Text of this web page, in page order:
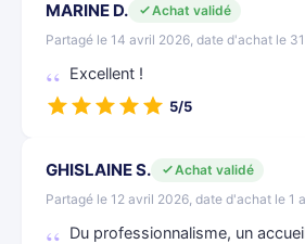
MARINE D.
Achat validé
Partagé le 14 avril 2026, date d'achat le
Excellent !
5/5
GHISLAINE S.
Achat validé
Partagé le 12 avril 2026, date d'achat le 1
Du professionnalisme, un